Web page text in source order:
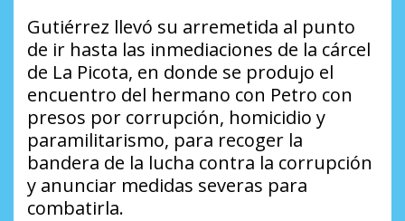
Gutiérrez llevó su arremetida al punto
de ir hasta las inmediaciones de la cárcel
de La Picota, en donde se produjo el
encuentro del hermano con Petro con
presos por corrupción, homicidio y
paramilitarismo, para recoger la
bandera de la lucha contra la corrupción
y anunciar medidas severas para
combatirla.